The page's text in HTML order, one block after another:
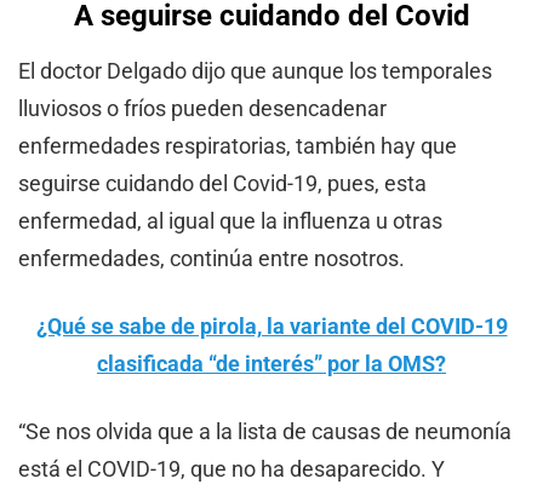
A seguirse cuidando del Covid
El doctor Delgado dijo que aunque los temporales
lluviosos o fríos pueden desencadenar
enfermedades respiratorias, también hay que
seguirse cuidando del Covid-19, pues, esta
enfermedad, al igual que la influenza u otras
enfermedades, continúa entre nosotros.
¿Qué se sabe de pirola, la variante del COVID-19
clasificada “de interés” por la OMS?
“Se nos olvida que a la lista de causas de neumonía
está el COVID-19, que no ha desaparecido. Y